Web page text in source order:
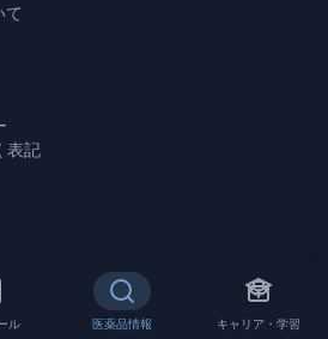
表記
Works All rights reserved.
ル 医薬品情報 キャリア・学習